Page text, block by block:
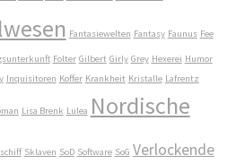
Fantasiewelten Fantasy Faunus Fee
Folter Gilbert Girly Grey Hexerei Humor
Inquisitoren Koffer Krankheit Kristalle Lafrentz
Lisa Brenk Lulea Nordische
Sklaven SoD Software SoG Verlockende